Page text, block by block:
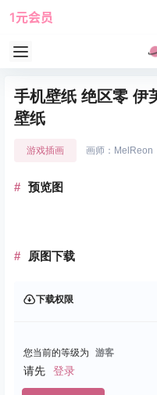
1元会员
手机壁纸 绝区零 伊
壁纸
游戏插画 画师：MelReon
预览图
原图下载
下载权限
您当前的等级为 游客
请先 登录